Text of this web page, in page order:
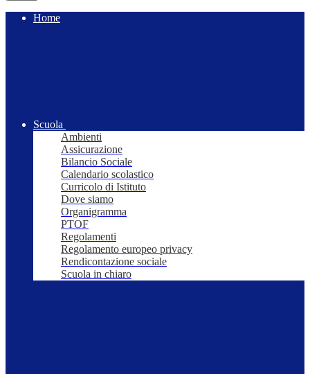
Home
Scuola
Ambienti
Assicurazione
Bilancio Sociale
Calendario scolastico
Curricolo di Istituto
Dove siamo
Organigramma
PTOF
Regolamenti
Regolamento europeo privacy
Rendicontazione sociale
Scuola in chiaro